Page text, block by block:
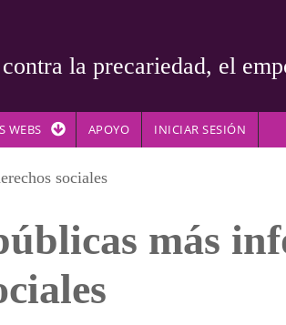
la precariedad, el
WEBS APOYO INICIAR SESIÓN
sociales
más